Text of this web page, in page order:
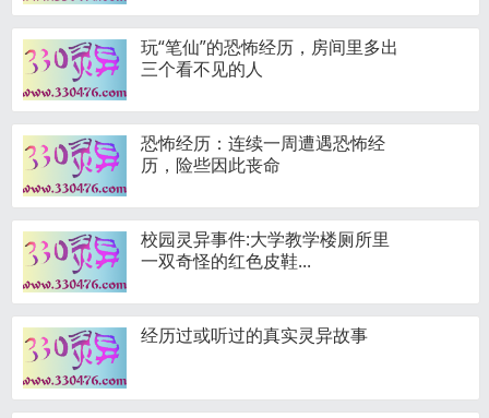
玩“笔仙”的恐怖经历，房间里多出
三个看不见的人
恐怖经历：连续一周遭遇恐怖经
历，险些因此丧命
校园灵异事件:大学教学楼厕所里
一双奇怪的红色皮鞋...
经历过或听过的真实灵异故事